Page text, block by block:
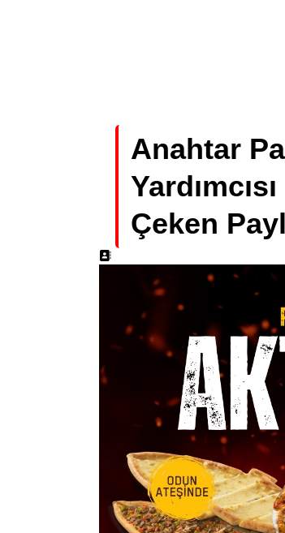
Anahtar
Çeken